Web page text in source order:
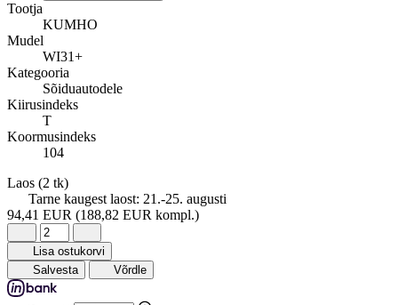
Tootja
KUMHO
Mudel
WI31+
Kategooria
Sõiduautodele
Kiirusindeks
T
Koormusindeks
104
Laos (2 tk)
Tarne kaugest laost: 21.-25. augusti
94,41 EUR (188,82 EUR kompl.)
Lisa ostukorvi
Salvesta
Võrdle